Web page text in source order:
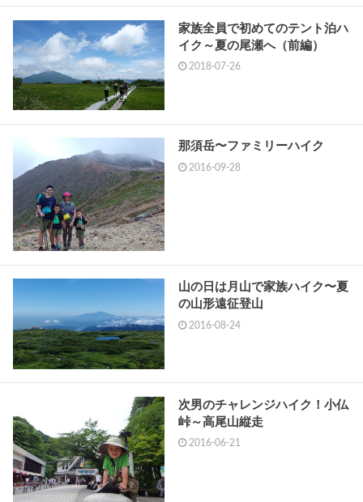
家族全員で初めてのテント泊ハ
イク～夏の尾瀬へ（前編）
2018-07-26
那須岳〜ファミリーハイク
2016-09-28
山の日は月山で家族ハイク〜夏
の山形遠征登山
2016-08-24
次男のチャレンジハイク！小仏
峠～高尾山縦走
2016-06-21